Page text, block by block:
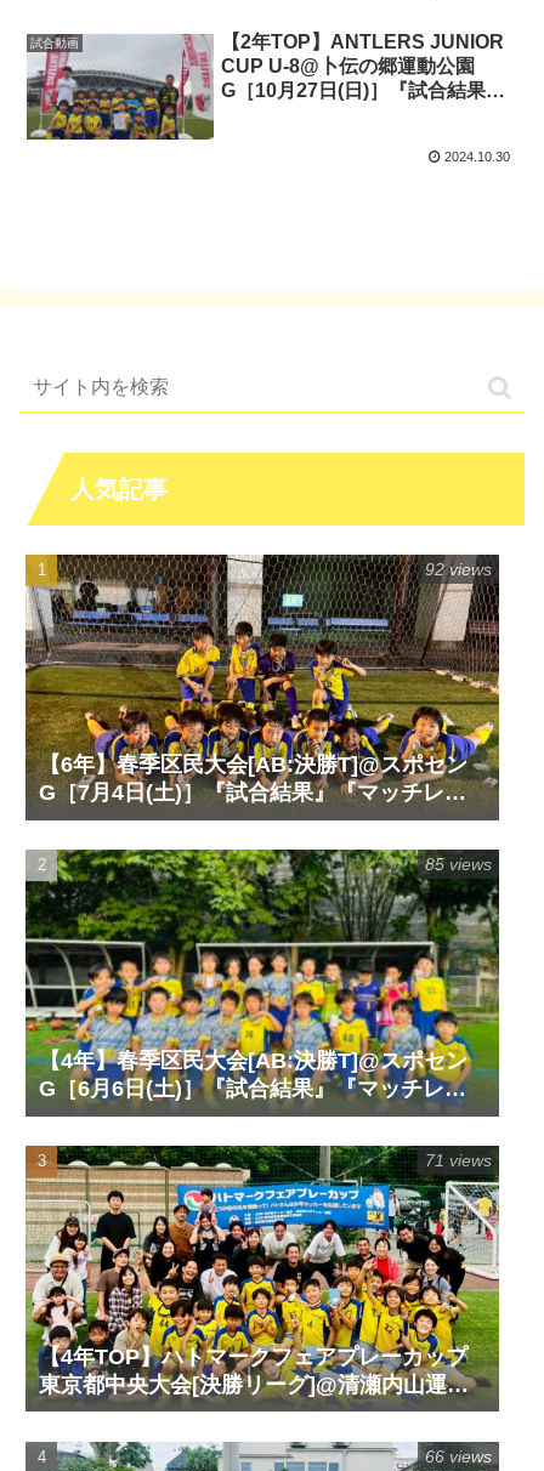
試合動画
【2年TOP】ANTLERS JUNIOR
CUP U-8@卜伝の郷運動公園
G［10月27日(日)］『試合結果』
2024.10.30
人気記事
【6年】春季区民大会[AB:決勝T]@スポセン
G［7月4日(土)］『試合結果』『マッチレポ
ート』『試合動画』
92 views
【4年】春季区民大会[AB:決勝T]@スポセン
G［6月6日(土)］『試合結果』『マッチレポ
ート』『試合動画』
85 views
【4年TOP】ハトマークフェアプレーカップ
東京都中央大会[決勝リーグ]@清瀬内山運動
公園サッカー場G［6月14日(日)］『試合結
果』『マッチレポート』『試合動画』
71 views
66 views